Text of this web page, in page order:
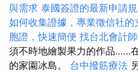
與需求 泰國簽證的最新申請
如何收集證據，專業徵信社的
胞證，快速簡便 找台北會計
須不時地繪製果力的作品……
的家園冰島。 台中撥筋療法